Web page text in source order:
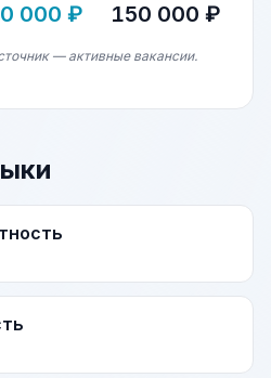
000 ₽ 150 000 ₽
— активные вакансии.